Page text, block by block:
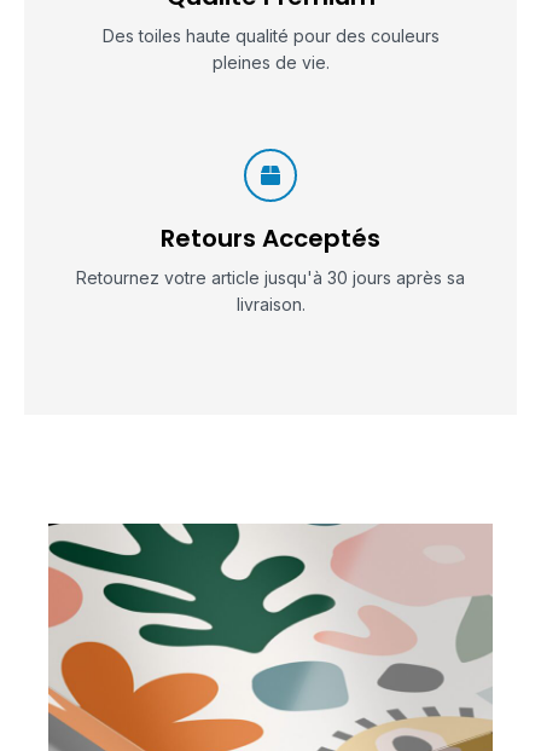
Des toiles haute qualité pour des couleurs
pleines de vie.
Retours Acceptés
Retournez votre article jusqu'à 30 jours après sa
livraison.